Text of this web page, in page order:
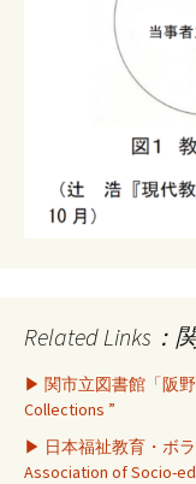
Related Links：
▶ 関市立図書館「阪野
Collections ”
▶ 日本福祉教育・ボ
Association of Socio-